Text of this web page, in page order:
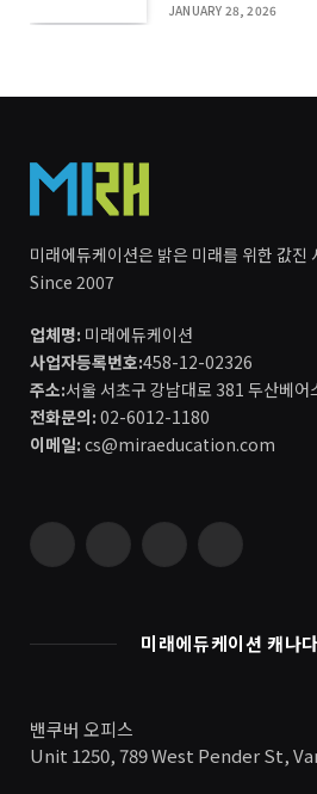
JANUARY 28, 2026
미래에듀케이션은 밝은 미래를 위한 값진
Since 2007
업체명: 미래에듀케이션
사업자등록번호:458-12-02326
주소:서울 서초구 강남대로 381 두산베
전화문의: 02-6012-1180
이메일: cs@miraeducation.com
InstagramVimeo YouTube RSS
미래에듀케이션 캐나
밴쿠버 오피스
Unit 1250, 789 West Pender St,